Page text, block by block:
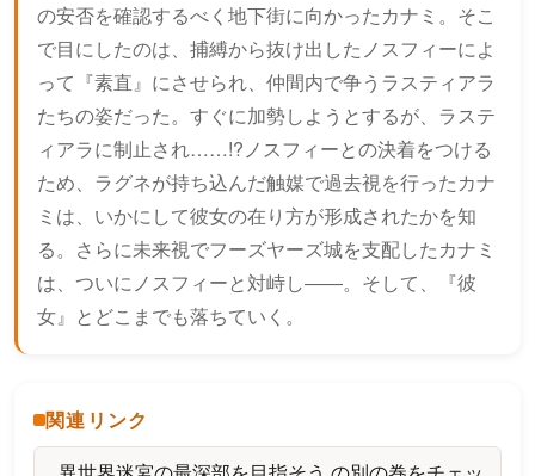
の安否を確認するべく地下街に向かったカナミ。そこ
で目にしたのは、捕縛から抜け出したノスフィーによ
って『素直』にさせられ、仲間内で争うラスティアラ
たちの姿だった。すぐに加勢しようとするが、ラステ
ィアラに制止され……!?ノスフィーとの決着をつける
ため、ラグネが持ち込んだ触媒で過去視を行ったカナ
ミは、いかにして彼女の在り方が形成されたかを知
る。さらに未来視でフーズヤーズ城を支配したカナミ
は、ついにノスフィーと対峙し――。そして、『彼
女』とどこまでも落ちていく。
関連リンク